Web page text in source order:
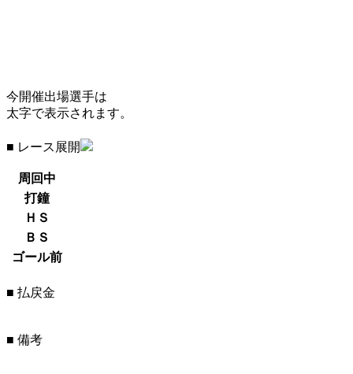
今開催出場選手は
太字で表示されます。
■ レース展開
周回中
打鐘
ＨＳ
ＢＳ
ゴール前
■ 払戻金
■ 備考